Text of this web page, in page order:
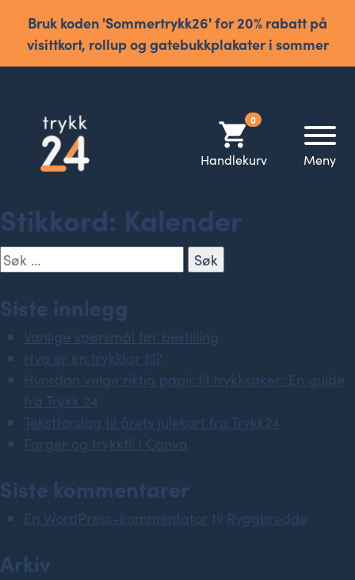
Bruk koden 'Sommertrykk26' for 20% rabatt på
visittkort, rollup og gatebukkplakater i sommer
shopping_cart0
Handlekurv Meny
Stikkord: Kalender
Søk
etter:
Siste innlegg
Vanlige spørsmål før bestilling
Hva er en trykklar fil?
Hvordan velge riktig papir til trykksaker: En guide
fra Trykk 24
Tekstforslag til årets julekort fra Trykk24
Farger og trykkfil i Canva
Siste kommentarer
En WordPress-kommentator til Ryggbredde
Arkiv